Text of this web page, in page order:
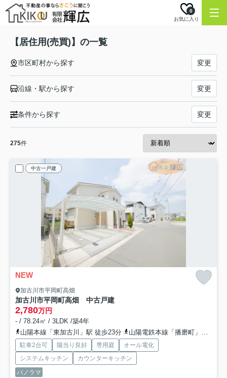
お気に入り
0
【居住用(売買)】の一覧
市区町村から探す 変更
沿線・駅から探す 変更
条件から探す 変更
275件
中古一戸建
NEW
加古川市平岡町高畑
加古川市平岡町高畑 中古戸建
2,780万円
- / 78.24㎡ / 3LDK /築4年
山陽本線「東加古川」駅 徒歩23分
山陽電鉄本線「播磨町」駅 徒歩37分
駐車2台可 陽当り良好 専用庭
オール電化
システムキッチン
カウンターキッチン
パノラマ